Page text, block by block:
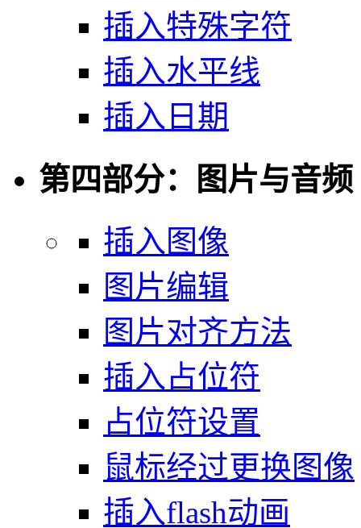
插入特殊字符
插入水平线
插入日期
第四部分：图片与音频
插入图像
图片编辑
图片对齐方法
插入占位符
占位符设置
鼠标经过更换图像
插入flash动画